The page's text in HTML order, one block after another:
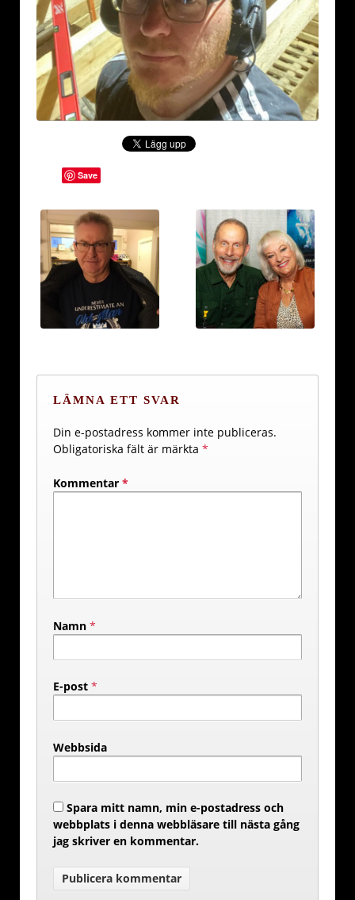
Save
LÄMNA ETT SVAR
Din e-postadress kommer inte publiceras.
Obligatoriska fält är märkta *
Kommentar *
Namn *
E-post *
Webbsida
Spara mitt namn, min e-postadress och
webbplats i denna webbläsare till nästa gång
jag skriver en kommentar.